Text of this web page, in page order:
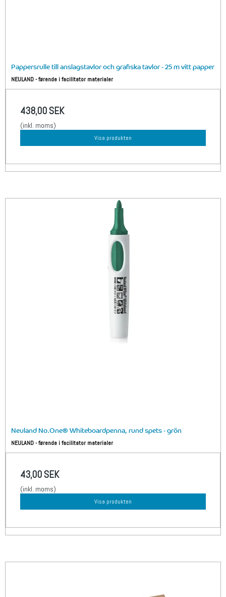
Pappersrulle till anslagstavlor och grafiska tavlor - 25 m vitt papper
NEULAND - førende i facilitator materialer
438,00 SEK
(inkl. moms)
Visa produkten
Neuland No.One® Whiteboardpenna, rund spets - grön
NEULAND - førende i facilitator materialer
43,00 SEK
(inkl. moms)
Visa produkten